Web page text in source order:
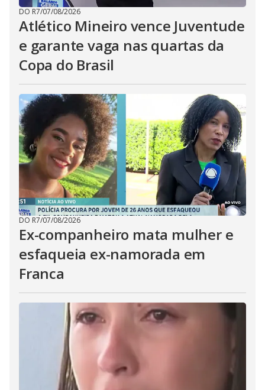
DO R7/07/08/2026
Atlético Mineiro vence Juventude
e garante vaga nas quartas da
Copa do Brasil
DO R7/07/08/2026
Ex-companheiro mata mulher e
esfaqueia ex-namorada em
Franca